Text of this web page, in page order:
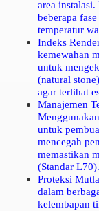
area
beberapa
temperatur
Indeks
kemewahan
untuk
(natural
agar terlihat
Manajemen
untuk
mencegah
memastikan
(Standar L70).
Proteksi
dalam
kelembapan